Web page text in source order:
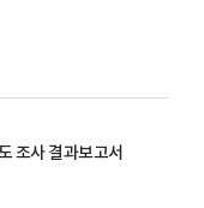
조사 결과보고서